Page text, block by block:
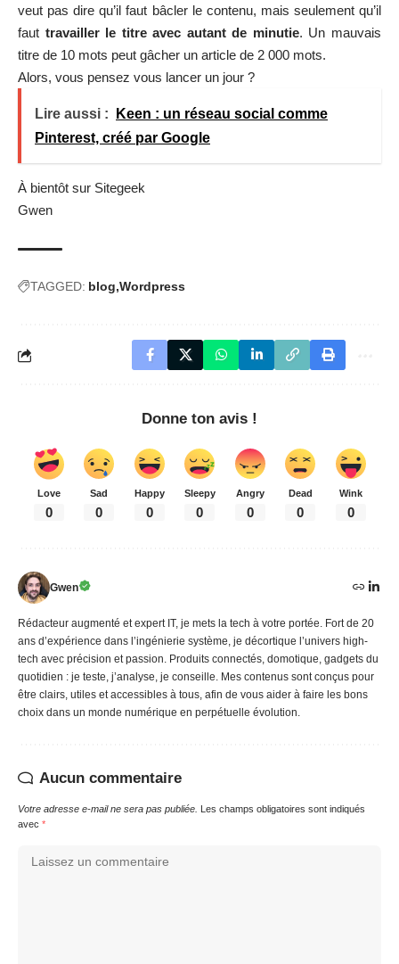
veut pas dire qu’il faut bâcler le contenu, mais seulement qu’il
faut travailler le titre avec autant de minutie. Un mauvais
titre de 10 mots peut gâcher un article de 2 000 mots.
Alors, vous pensez vous lancer un jour ?
Lire aussi :
Keen : un réseau social comme
Pinterest, créé par Google
À bientôt sur Sitegeek
Gwen
TAGGED: blog Wordpress
Donne ton avis !
Love
0
Sad
0
Happy
0
Sleepy
0
Angry
0
Dead
0
Wink
0
Gwen
Rédacteur augmenté et expert IT, je mets la tech à votre portée. Fort de 20
ans d’expérience dans l’ingénierie système, je décortique l’univers high-
tech avec précision et passion. Produits connectés, domotique, gadgets du
quotidien : je teste, j’analyse, je conseille. Mes contenus sont conçus pour
être clairs, utiles et accessibles à tous, afin de vous aider à faire les bons
choix dans un monde numérique en perpétuelle évolution.
Aucun commentaire
Votre adresse e-mail ne sera pas publiée. Les champs obligatoires sont indiqués
avec *